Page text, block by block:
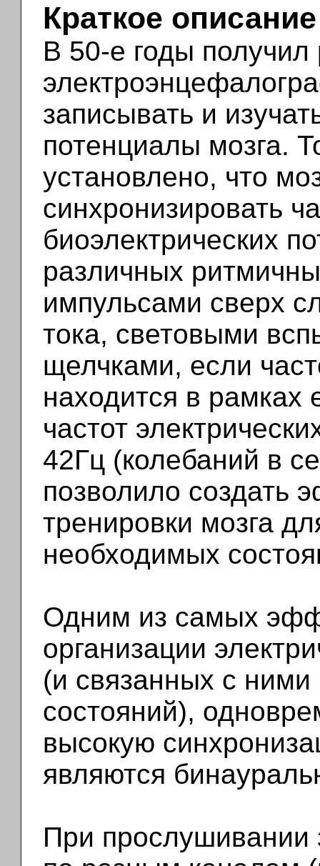
Краткое
В 50-е годы получил
записывать и
потенциалы мозга.
установлено, что
синхронизировать
биоэлектрических
различных
импульсами сверх
тока, световыми
щелчками, если
находится в рамках
частот
42Гц (колебаний в
позволило создать
тренировки мозга
необходимых
Одним из самых
организации
(и связанных с ними
состояний),
высокую
являются
При прослушивании